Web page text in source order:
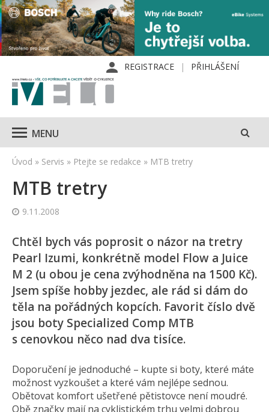
REGISTRACE PŘIHLÁŠENÍ
MENU
Úvod » Servis » Ptejte se redakce » MTB tretry
MTB tretry
9.11.2008
Chtěl bych vás poprosit o názor na tretry
Pearl Izumi, konkrétně model Flow a Juice
M 2 (u obou je cena zvýhodněna na 1500 Kč).
Jsem spíše hobby jezdec, ale rád si dám do
těla na pořádných kopcích. Favorit číslo dvě
jsou boty Specialized Comp MTB
s cenovkou něco nad dva tisíce.
Doporučení je jednoduché – kupte si boty, které máte
možnost vyzkoušet a které vám nejlépe sednou.
Obětovat komfort ušetřené pětistovce není moudré.
Obě značky mají na cyklistickém trhu velmi dobrou